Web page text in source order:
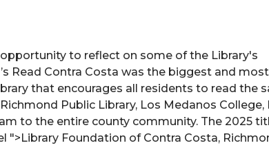
to reflect on some of the Library's
Read Contra Costa was the biggest and
that encourages all residents to read the
Public Library, Los Medanos College,
to the entire county community. The 2025
Foundation of Contra Costa,